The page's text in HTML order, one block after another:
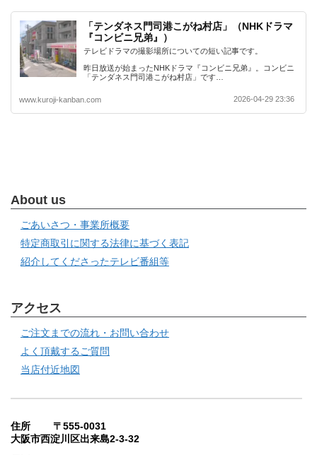
「テンダネス門司港こがね村店」（NHKドラマ
『コンビニ兄弟』）
テレビドラマの撮影場所についての短い記事です。
昨日放送が始まったNHKドラマ『コンビニ兄弟』。コンビニ
「テンダネス門司港こがね村店」です…
www.kuroji-kanban.com 2026-04-29 23:36
About us
ごあいさつ・事業所概要
特定商取引に関する法律に基づく表記
紹介してくださったテレビ番組等
アクセス
ご注文までの流れ・お問い合わせ
よく頂戴するご質問
当店付近地図
住所 〒555-0031
大阪市西淀川区出来島2-3-32